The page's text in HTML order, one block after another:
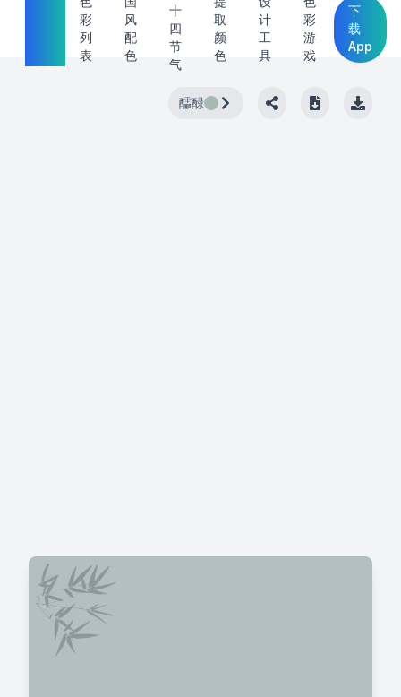
彩
列
表
风
配
色
十
四
节
气
取
颜
色
计
工
具
彩
游
戏
下
载
App
醽醁